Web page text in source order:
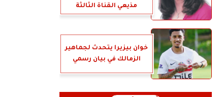
مذيعي القناة الثالثة
خوان بيزيرا يتحدث لجماهير
الزمالك في بيان رسمي